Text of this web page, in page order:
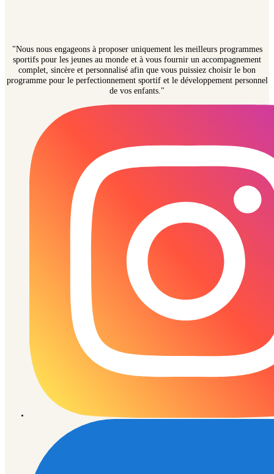
"Nous nous engageons à proposer uniquement les meilleurs programmes
sportifs pour les jeunes au monde et à vous fournir un accompagnement
complet, sincère et personnalisé afin que vous puissiez choisir le bon
programme pour le perfectionnement sportif et le développement personnel
de vos enfants."